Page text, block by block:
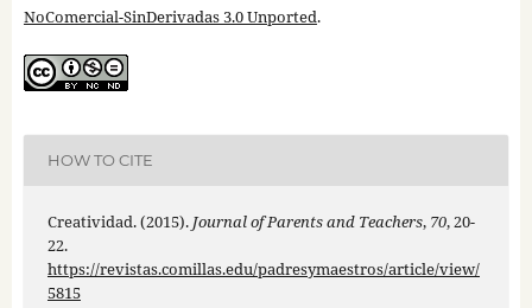
NoComercial-SinDerivadas 3.0 Unported.
HOW TO CITE
Creatividad. (2015). Journal of Parents and Teachers, 70, 20-
22.
https://revistas.comillas.edu/padresymaestros/article/view/
5815